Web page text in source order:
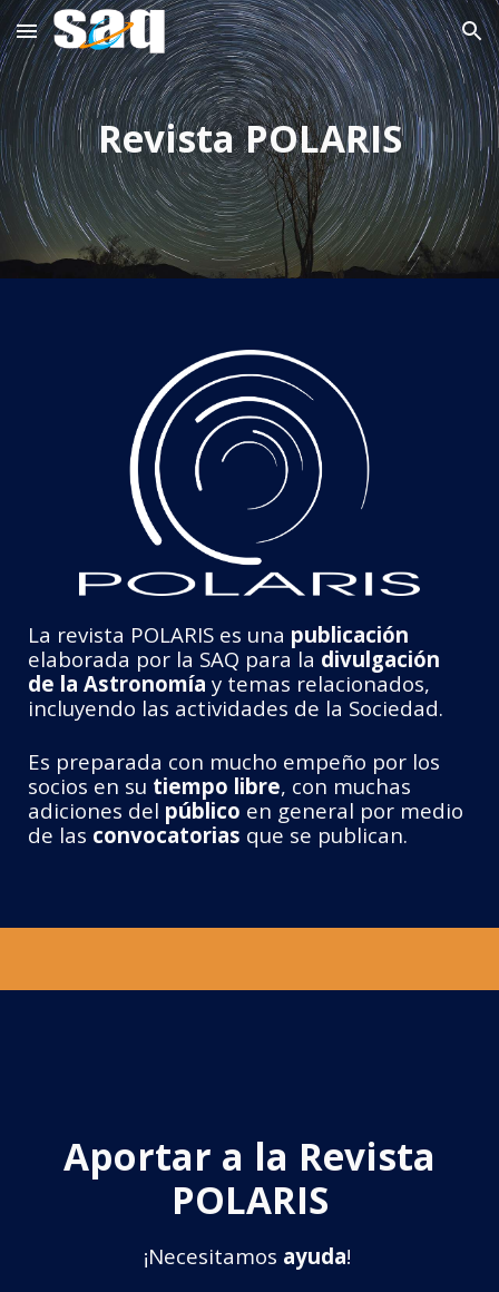
Skip to main content Skip to navigation
Revista POLARIS
La revista POLARIS es una publicación
elaborada por la SAQ para la divulgación
de la Astronomíay temas relacionados,
incluyendo las actividades de la Sociedad.
Es preparada con mucho empeño por los
socios en su tiempo libre, con muchas
adiciones del público en general por medio
de las convocatorias que se publican.
Aportar a la Revista
POLARIS
¡Necesitamos ayuda!